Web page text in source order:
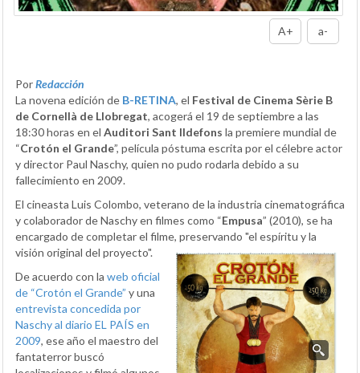
A+ a-
PorRedacción
La novena edición de B-RETINA, el Festival de Cinema Sèrie B
de Cornellà de Llobregat, acogerá el 19 de septiembre a las
18:30 horas en el Auditori Sant Ildefons la premiere mundial de
“Crotón el Grande”, película póstuma escrita por el célebre actor
y director Paul Naschy, quien no pudo rodarla debido a su
fallecimiento en 2009.
El cineasta Luis Colombo, veterano de la industria cinematográfica
y colaborador de Naschy en filmes como “Empusa” (2010), se ha
encargado de completar el filme, preservando "el espíritu y la
visión original del proyecto".
De acuerdo con la web oficial
de “Crotón el Grande” y una
entrevista concedida por
Naschy al diario EL PAÍS en
2009, ese año el maestro del
fantaterror buscó